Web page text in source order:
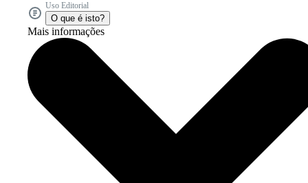
Uso Editorial
O que é isto?
Mais informações